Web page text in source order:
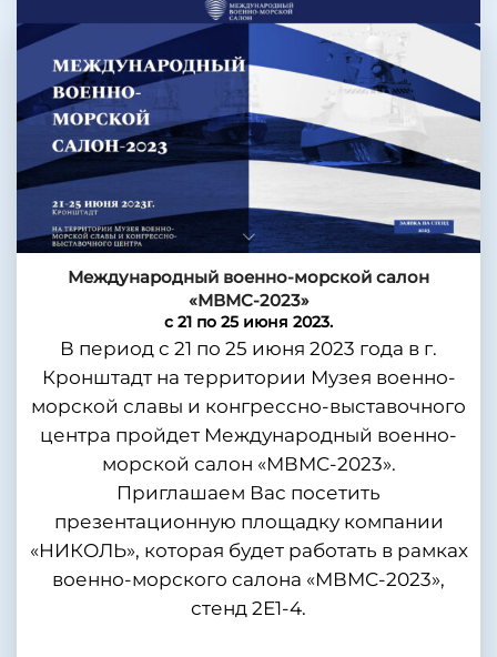
Международный военно-морской салон
«МВМС-2023»
с 21 по 25 июня 2023.
В период с 21 по 25 июня 2023 года в г.
Кронштадт на территории Музея военно-
морской славы и конгрессно-выставочного
центра пройдет Международный военно-
морской салон «МВМС-2023».
Приглашаем Вас посетить
презентационную площадку компании
«НИКОЛЬ», которая будет работать в рамках
военно-морского салона «МВМС-2023»,
стенд 2Е1-4.